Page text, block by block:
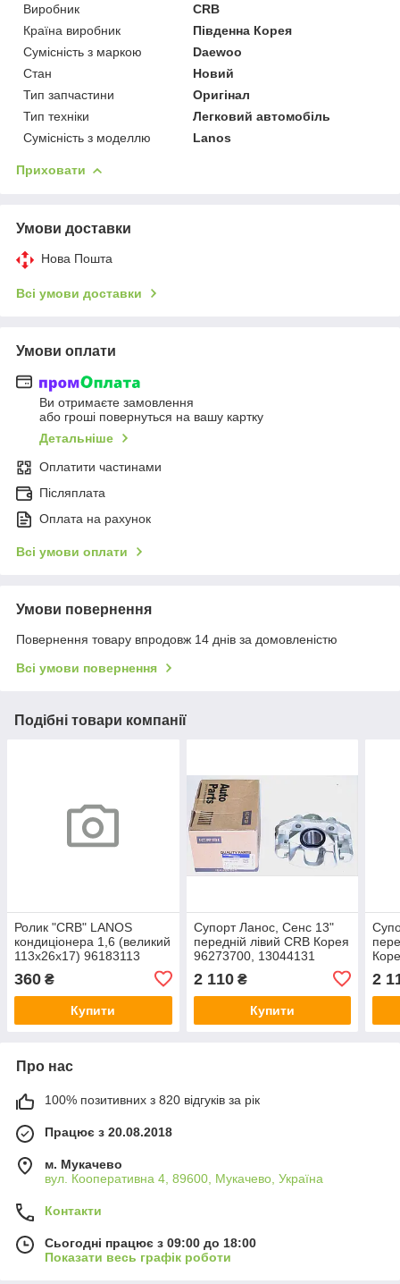
Виробник
CRB
Країна виробник
Південна Корея
Сумісність з маркою
Daewoo
Стан
Новий
Тип запчастини
Оригінал
Тип техніки
Легковий автомобіль
Сумісність з моделлю
Lanos
Приховати
Умови доставки
Нова Пошта
Всі умови доставки
Умови оплати
Ви отримаєте замовлення
або гроші повернуться на вашу картку
Детальніше
Оплатити частинами
Післяплата
Оплата на рахунок
Всі умови оплати
Умови повернення
Повернення товару впродовж 14 днів за домовленістю
Всі умови повернення
Подібні товари компанії
Ролик "CRB" LANOS
кондиціонера 1,6 (великий
113х26х17) 96183113
360 ₴
Купити
Супорт Ланос, Сенс 13"
передній лівий CRB Корея
96273700, 13044131
2 110₴
Купити
2
Про нас
100% позитивних з 820 відгуків за рік
Працює з 20.08.2018
м. Мукачево
вул. Кооперативна 4, 89600, Мукачево, Україна
Контакти
Сьогодні працює з 09:00 до 18:00
Показати весь графік роботи